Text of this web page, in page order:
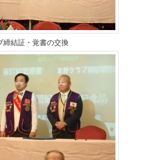
締結証・覚書の交換